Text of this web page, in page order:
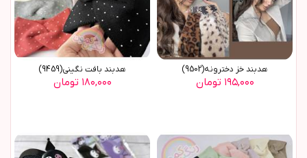
هدبند خز دخترونه(9502)
۱۹۵,۰۰۰ تومان
هدبند بافت نگيني(9459)
۱۸۰,۰۰۰ تومان